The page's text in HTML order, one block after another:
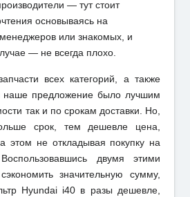
— тут стоит
основываясь на
или знакомых, и
— не всегда плохо.
всех категорий, а также
наше предложение было лучшим
так и по срокам доставки. Но,
срок, тем дешевле цена,
этом не откладывая покупку на
двумя этими
значительную сумму,
Hyundai i40 в разы дешевле,